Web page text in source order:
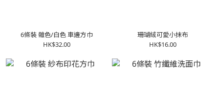
6條裝 雜色/白色 車邊方巾
HK$32.00
珊瑚絨可愛小抹布
HK$16.00